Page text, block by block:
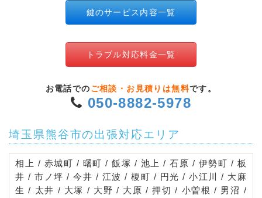
鍵のサービス内容一覧
トラブル対応料金一覧
お電話での ご相談・お見積りは無料です。
050-8882-5978
埼玉県熊谷市の出張対応エリア
相上 / 赤城町 / 曙町 / 飯塚 / 池上 / 石原 / 伊勢町 / 板
井 / 市ノ坪 / 今井 / 江波 / 榎町 / 円光 / 小江川 / 大麻
生 / 太井 / 大塚 / 大野 / 大原 / 押切 / 小曽根 / 男沼 /